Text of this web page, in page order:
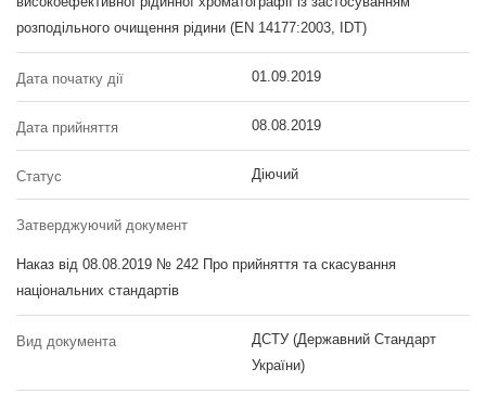
розподільного очищення рідини (EN 14177:2003, IDT)
Дата початку дії 01.09.2019
Дата прийняття 08.08.2019
Статус Діючий
Затверджуючий документ
Наказ від 08.08.2019 № 242 Про прийняття та скасування
національних стандартів
Вид документа
ДСТУ (Державний Стандарт
України)